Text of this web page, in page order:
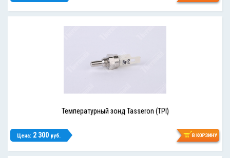
Температурный зонд Tasseron (TPI)
Цена:2 300 руб.